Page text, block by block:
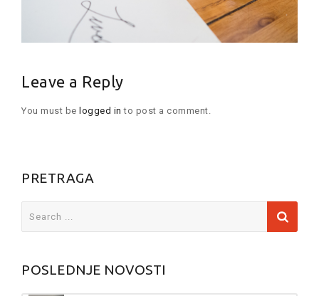
Leave a Reply
You must be logged in to post a comment.
PRETRAGA
POSLEDNJE NOVOSTI